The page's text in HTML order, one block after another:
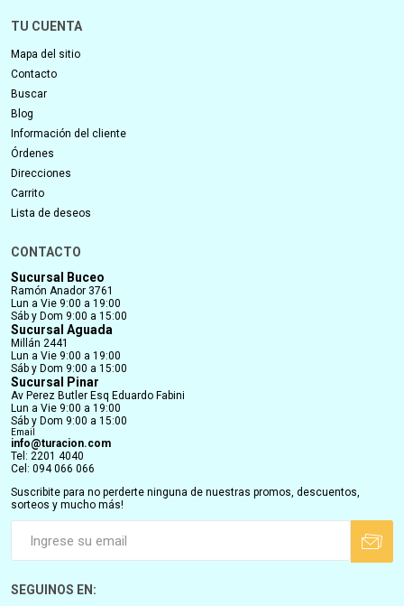
TU CUENTA
Mapa del sitio
Contacto
Buscar
Blog
Información del cliente
Órdenes
Direcciones
Carrito
Lista de deseos
CONTACTO
Sucursal Buceo
Ramón Anador 3761
Lun a Vie 9:00 a 19:00
Sáb y Dom 9:00 a 15:00
Sucursal Aguada
Millán 2441
Lun a Vie 9:00 a 19:00
Sáb y Dom 9:00 a 15:00
Sucursal Pinar
Av Perez Butler Esq Eduardo Fabini
Lun a Vie 9:00 a 19:00
Sáb y Dom 9:00 a 15:00
Email
info@turacion.com
Tel: 2201 4040
Cel: 094 066 066
Suscribite para no perderte ninguna de nuestras promos, descuentos,
sorteos y mucho más!
SEGUINOS EN: